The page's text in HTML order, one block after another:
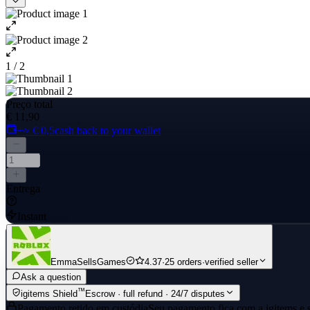
1 / 2
Preço total
€ 11,90
+≈ € 0,5cash back to your wallet
Entrega
Instant
EmmaSellsGames 4.37·25 orders·verified seller
Ask a question
igitems Shield™ Escrow · full refund · 24/7 disputes